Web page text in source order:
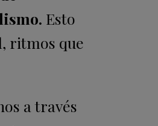
Esto
ritmos que
a través